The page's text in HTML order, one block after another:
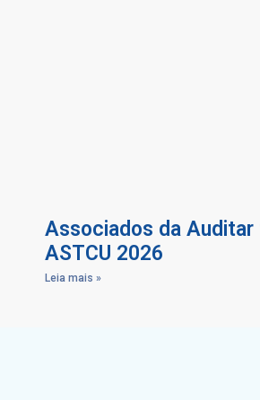
Associados da
ASTCU 2026
Leia mais »